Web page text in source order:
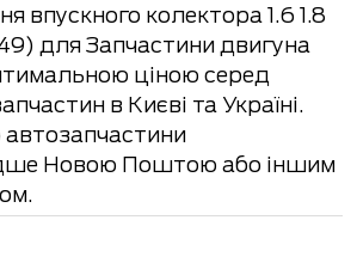
впускного колектора 1.6 1.8
для Запчастини двигуна
ціною серед
в Києві та Україні.
Новою Поштою або іншим